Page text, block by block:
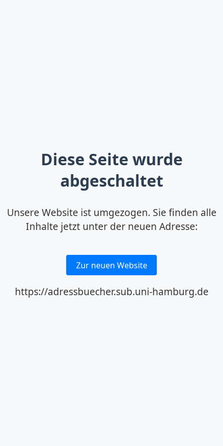
Diese Seite wurde
abgeschaltet
Unsere Website ist umgezogen. Sie finden alle
Inhalte jetzt unter der neuen Adresse:
Zur neuen Website
https://adressbuecher.sub.uni-hamburg.de